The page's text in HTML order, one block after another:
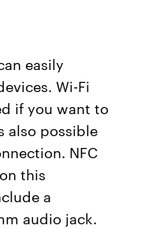
easily
Wi-Fi
if you want to
also possible
NFC
this
a
audio jack.